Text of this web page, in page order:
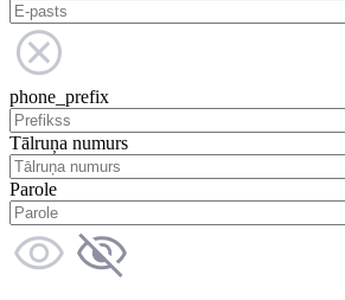
phone_prefix
Tālruņa numurs
Parole